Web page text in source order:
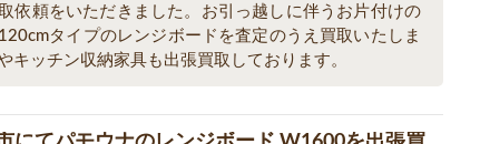
依頼をいただきました。お引っ越しに伴うお片付けの
タイプのレンジボードを査定のうえ買取いたしま
キッチン収納家具も出張買取しております。